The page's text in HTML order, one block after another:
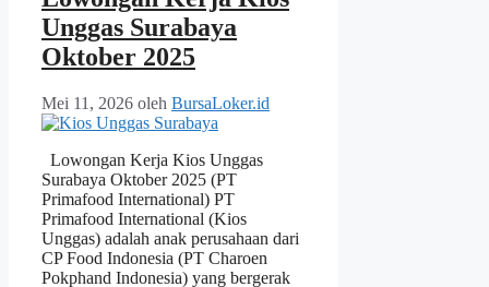
Unggas Surabaya
Oktober 2025
Mei 11, 2026 oleh BursaLoker.id
Lowongan Kerja Kios Unggas
Surabaya Oktober 2025 (PT
Primafood International) PT
Primafood International (Kios
Unggas) adalah anak perusahaan dari
CP Food Indonesia (PT Charoen
Pokphand Indonesia) yang bergerak